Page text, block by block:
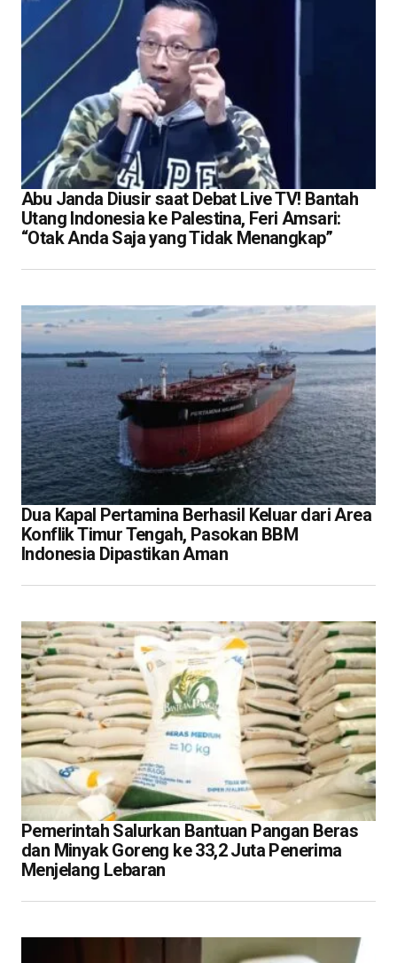
Abu Janda Diusir saat Debat Live TV! Bantah
Utang Indonesia ke Palestina, Feri Amsari:
“Otak Anda Saja yang Tidak Menangkap”
Dua Kapal Pertamina Berhasil Keluar dari Area
Konflik Timur Tengah, Pasokan BBM
Indonesia Dipastikan Aman
Pemerintah Salurkan Bantuan Pangan Beras
dan Minyak Goreng ke 33,2 Juta Penerima
Menjelang Lebaran